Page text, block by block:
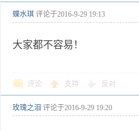
蝶水琪 评论于2016-9-29 19:13
大家都不容易！
评论 支持 反对
玫瑰之泪 评论于2016-9-29 19:20